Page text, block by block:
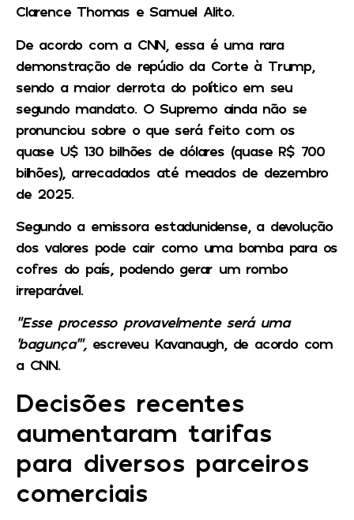
Clarence Thomas e Samuel Alito.
De acordo com a CNN, essa é uma rara
demonstração de repúdio da Corte à Trump,
sendo a maior derrota do político em seu
segundo mandato. O Supremo ainda não se
pronunciou sobre o que será feito com os
quase U$ 130 bilhões de dólares (quase R$ 700
bilhões), arrecadados até meados de dezembro
de 2025.
Segundo a emissora estadunidense, a devolução
dos valores pode cair como uma bomba para os
cofres do país, podendo gerar um rombo
irreparável.
“Esse processo provavelmente será uma
‘bagunça’”,escreveu Kavanaugh, de acordo com
a CNN.
Decisões recentes
aumentaram tarifas
para diversos parceiros
comerciais